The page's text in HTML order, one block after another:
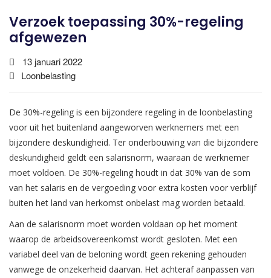
Verzoek toepassing 30%-regeling
afgewezen
13 januari 2022
Loonbelasting
De 30%-regeling is een bijzondere regeling in de loonbelasting
voor uit het buitenland aangeworven werknemers met een
bijzondere deskundigheid. Ter onderbouwing van die bijzondere
deskundigheid geldt een salarisnorm, waaraan de werknemer
moet voldoen. De 30%-regeling houdt in dat 30% van de som
van het salaris en de vergoeding voor extra kosten voor verblijf
buiten het land van herkomst onbelast mag worden betaald.
Aan de salarisnorm moet worden voldaan op het moment
waarop de arbeidsovereenkomst wordt gesloten. Met een
variabel deel van de beloning wordt geen rekening gehouden
vanwege de onzekerheid daarvan. Het achteraf aanpassen van